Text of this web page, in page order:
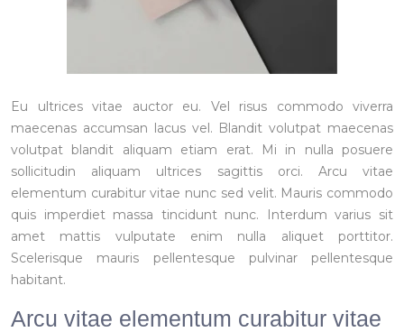
Eu ultrices vitae auctor eu. Vel risus commodo viverra
maecenas accumsan lacus vel. Blandit volutpat maecenas
volutpat blandit aliquam etiam erat. Mi in nulla posuere
sollicitudin aliquam ultrices sagittis orci. Arcu vitae
elementum curabitur vitae nunc sed velit. Mauris commodo
quis imperdiet massa tincidunt nunc. Interdum varius sit
amet mattis vulputate enim nulla aliquet porttitor.
Scelerisque mauris pellentesque pulvinar pellentesque
habitant.
Arcu vitae elementum curabitur vitae